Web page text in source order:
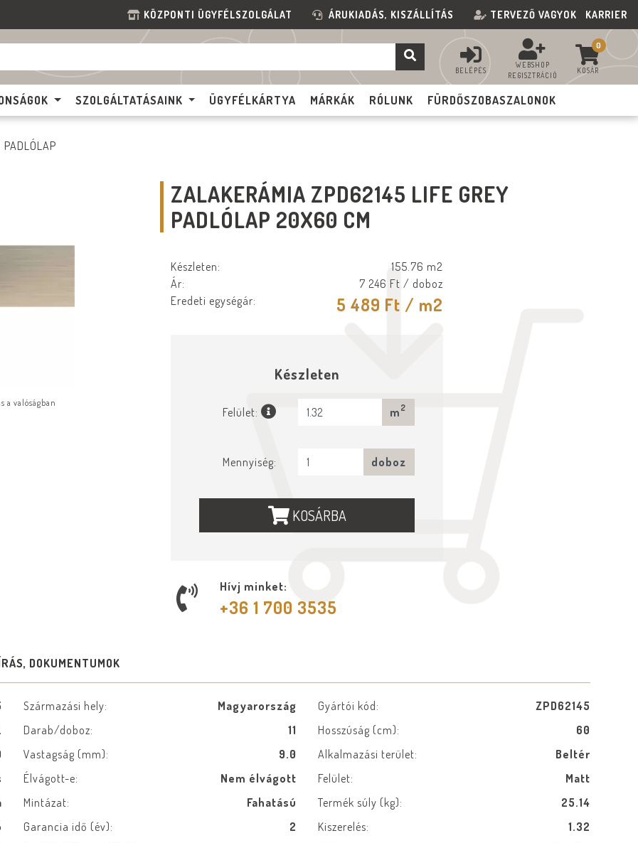
KÖZPONTI ÜGYFÉLSZOLGÁLAT ÁRUKIADÁS, KISZÁLLÍTÁS TERVEZŐ VAGYOK KARRIER
BELÉPÉS
WEBSHOP
REGISZTRÁCIÓ
0
KOSÁR
SZOLGÁLTATÁSAINK ÜGYFÉLKÁRTYA MÁRKÁK RÓLUNK FÜRDŐSZOBASZALONOK
PADLÓLAP
a valóságban
ZALAKERÁMIA ZPD62145 LIFE GREY
PADLÓLAP 20X60 CM
Készleten:
155.76 m2
Ár:
7 246 Ft / doboz
Eredeti egységár:
5 489 Ft / m2
Készleten
Felület: m 2
Mennyiség: doboz
KOSÁRBA
Hívj minket:
+36 1 700 3535
DOKUMENTUMOK
Származási hely: Magyarország Gyártói kód:
ZPD62145
Darab/doboz: 11 Hosszúság (cm):
60
Vastagság (mm): 9.0 Alkalmazási terület:
Beltér
Élvágott-e: Nem élvágott Felület:
Matt
Mintázat: Fahatású Termék súly (kg):
25.14
Garancia idő (év): 2 Kiszerelés:
1.32